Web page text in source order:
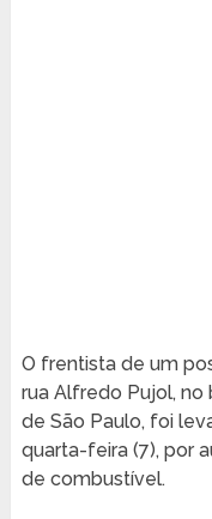
O frentista de um
rua Alfredo Pujol, no
de São Paulo, foi
quarta-feira (7), por
de combustível.